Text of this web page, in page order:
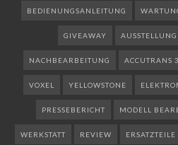
BEDIENUNGSANLEITUNG
GIVEAWAY AUSSTELLUNG
NACHBEARBEITUNG ACCUTRANS
VOXEL YELLOWSTONE
PRESSEBERICHT MODELL
WERKSTATT REVIEW ERSATZTEILE